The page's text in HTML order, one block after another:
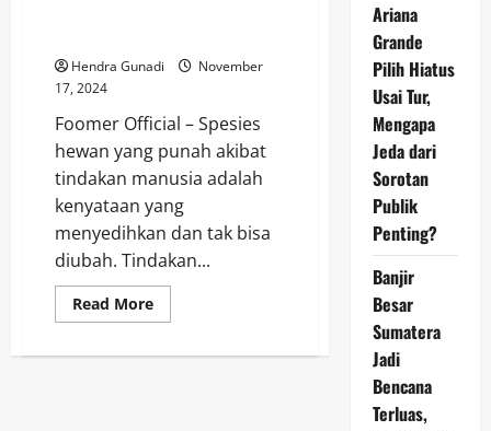
Hendra Gunadi
November
17, 2024
Foomer Official – Spesies
hewan yang punah akibat
tindakan manusia adalah
kenyataan yang
menyedihkan dan tak bisa
diubah. Tindakan...
Read MoreRead
more
Hewan
Ariana
Grande
Pilih Hiatus
Usai Tur,
Mengapa
Jeda dari
Sorotan
Publik
Penting?
Banjir
Besar
Sumatera
Jadi
Bencana
Terluas,